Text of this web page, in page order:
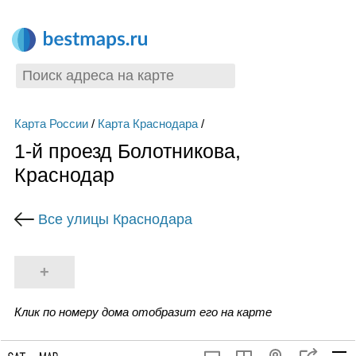
Карта России/ Карта Краснодара/
1-й проезд Болотникова,
Краснодар
Все улицы Краснодара
+
Клик по номеру дома отобразит его на карте